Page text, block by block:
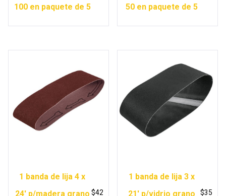
100 en paquete de 5
50 en paquete de 5
1 banda de lija 4 x
24′ p/madera grano $42
1 banda de lija 3 x
21′ p/vidrio grano
$35